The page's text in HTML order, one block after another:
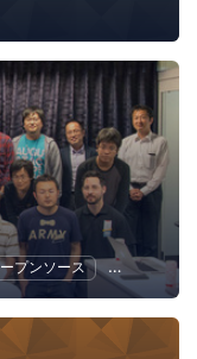
プンソース IT プロ